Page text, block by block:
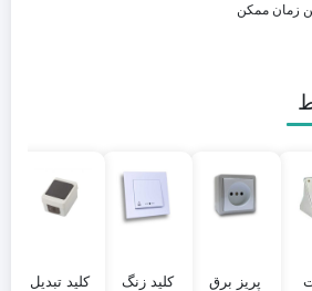
زمان ممکن
پریز برق
کلید زنگ
کلید تبدیل